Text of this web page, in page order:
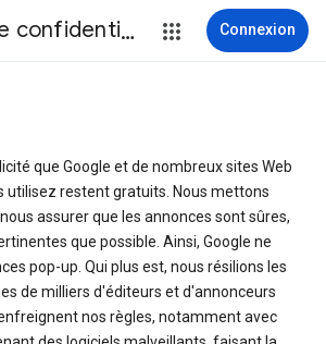
Règles de confidentialité et conditions d’utilisation Connexion
que Google et de nombreux sites Web
utilisez restent gratuits. Nous mettons
assurer que les annonces sont sûres,
que possible. Ainsi, Google ne
pop-up. Qui plus est, nous résilions les
de milliers d'éditeurs et d'annonceurs
nos règles, notamment avec